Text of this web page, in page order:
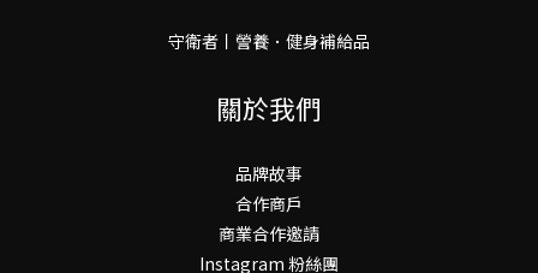
守衛者丨謍養．健身補給品
關於我們
品牌故事
合作商戶
商業合作邀請
Instagram 粉絲團